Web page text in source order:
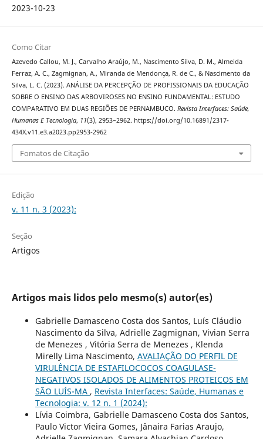
2023-10-23
Como Citar
Azevedo Callou, M. J., Carvalho Araújo, M., Nascimento Silva, D. M., Almeida
Ferraz, A. C., Zagmignan, A., Miranda de Mendonça, R. de C., & Nascimento da
Silva, L. C. (2023). ANÁLISE DA PERCEPÇÃO DE PROFISSIONAIS DA EDUCAÇÃO
SOBRE O ENSINO DAS ARBOVIROSES NO ENSINO FUNDAMENTAL: ESTUDO
COMPARATIVO EM DUAS REGIÕES DE PERNAMBUCO. Revista Interfaces: Saúde,
Humanas E Tecnologia, 11(3), 2953–2962. https://doi.org/10.16891/2317-
434X.v11.e3.a2023.pp2953-2962
Fomatos de Citação
Edição
v. 11 n. 3 (2023):
Seção
Artigos
Artigos mais lidos pelo mesmo(s) autor(es)
Gabrielle Damasceno Costa dos Santos, Luís Cláudio
Nascimento da Silva, Adrielle Zagmignan, Vivian Serra
de Menezes , Vitória Serra de Menezes , Klenda
Mirelly Lima Nascimento, AVALIAÇÃO DO PERFIL DE
VIRULÊNCIA DE ESTAFILOCOCOS COAGULASE-
NEGATIVOS ISOLADOS DE ALIMENTOS PROTEICOS EM
SÃO LUÍS-MA , Revista Interfaces: Saúde, Humanas e
Tecnologia: v. 12 n. 1 (2024):
Lívia Coimbra, Gabrielle Damasceno Costa dos Santos,
Paulo Victor Vieira Gomes, Jânaira Farias Araujo,